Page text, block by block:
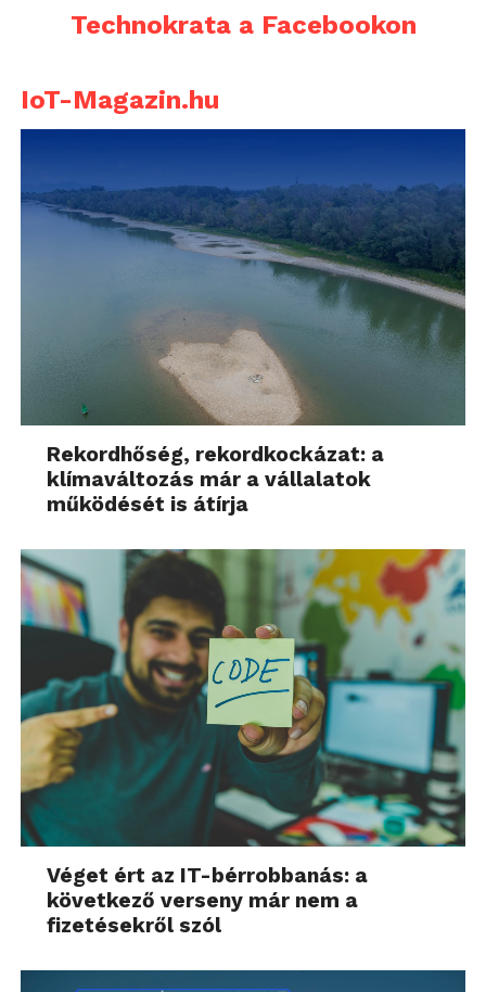
Technokrata a Facebookon
IoT-Magazin.hu
Rekordhőség, rekordkockázat: a
klímaváltozás már a vállalatok
működését is átírja
Véget ért az IT-bérrobbanás: a
következő verseny már nem a
fizetésekről szól